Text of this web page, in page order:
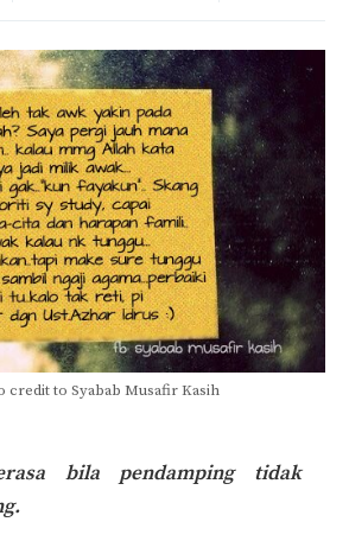
credit to Syabab Musafir Kasih
bila pendamping tidak